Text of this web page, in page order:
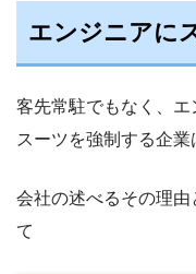
エンジニアに
客先常駐でもなく、
スーツを強制する企業
会社の述べるその理
て